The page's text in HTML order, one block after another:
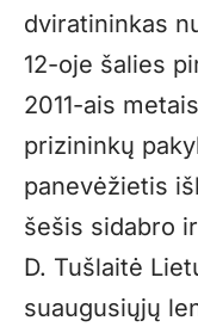
dviratininkas
12-oje šalies
2011-ais
prizininkų
panevėžietis
šešis sidabro
D. Tušlaitė
suaugusiųjų